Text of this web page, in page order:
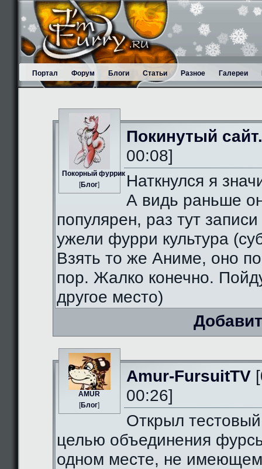
Портал Форум Блоги Статьи Разное Галереи
Пoкорный фуррик
[Блог]
Покинутый сайт.
00:08]
Наткнулся я
А видь раньше
популярен, раз тут
ужели фурри культура
Взять то же Аниме, оно
пор. Жалко конечно.
другое место)
AMUR
[Блог]
Amur-FursuitTV
00:26]
Открыл
целью объединения
одном месте, не